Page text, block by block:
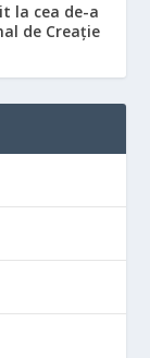
la cea de-a
de Creație